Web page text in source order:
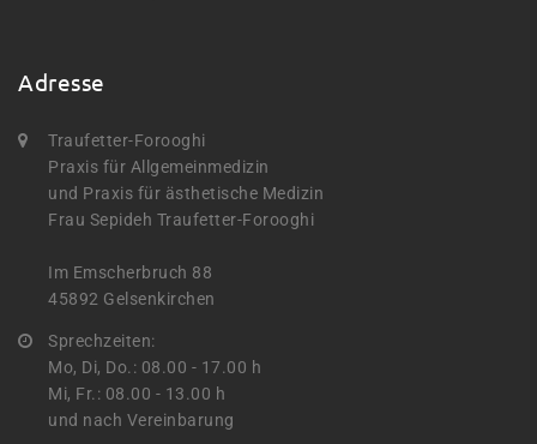
Adresse
Traufetter-Forooghi
Praxis für Allgemeinmedizin
und Praxis für ästhetische Medizin
Frau Sepideh Traufetter-Forooghi
Im Emscherbruch 88
45892 Gelsenkirchen
Sprechzeiten:
Mo, Di, Do.: 08.00 - 17.00 h
Mi, Fr.: 08.00 - 13.00 h
und nach Vereinbarung